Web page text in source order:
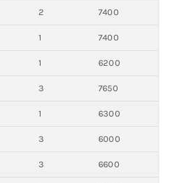
2 7400
1 7400
1 6200
3 7650
1 6300
3 6000
3 6600